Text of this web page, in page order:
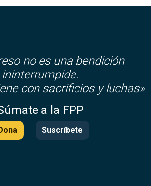
no es una bendición
ininterrumpida.
con sacrificios y luchas»
a la FPP
Suscríbete